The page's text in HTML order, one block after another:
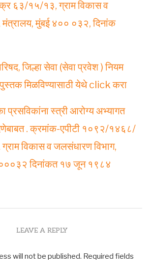
६३/१५/१३, ग्राम विकास व
मंत्रालय, मुंबई ४०० ०३२, दिनांक
जिल्हा सेवा (सेवा प्रवेश ) नियम
मिळविण्यासाठी येथे click करा
प्रसविकांना स्त्री आरोग्य अभ्यागत
देणेबाबत . क्रमांक-एपीटी १०९२/१४६८/
विकास व जलसंधारण विभाग,
दिनांकत १७ जून १९८४
LEAVE A REPLY
will not be published. Required fields